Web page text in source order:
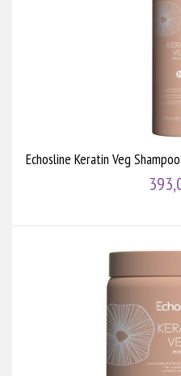
Echosline Keratin Veg